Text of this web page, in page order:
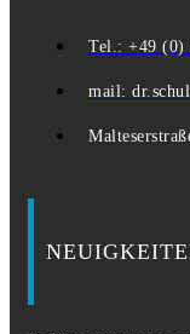
Tel.: +49 (0)
mail: